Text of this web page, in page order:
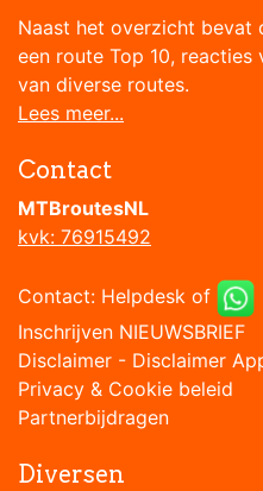
Naast het overzicht bevat
een route Top 10,
van diverse routes.
Lees meer...
Contact
MTBroutesNL
kvk: 76915492
Contact: Helpdesk of
Inschrijven NIEUWSBRIEF
Disclaimer - Disclaimer
Privacy & Cookie beleid
Partnerbijdragen
Diversen